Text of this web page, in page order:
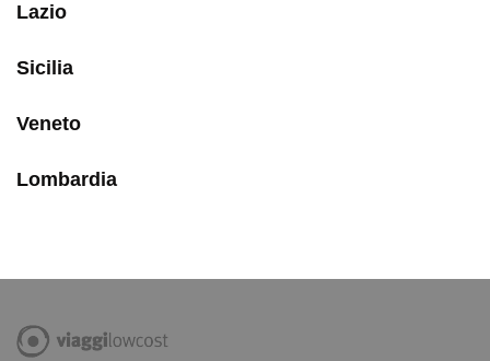
Lazio
Sicilia
Veneto
Lombardia